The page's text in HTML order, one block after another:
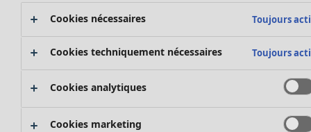
Bonnes affaires en soldes - jusqu'à -70
Cookies nécessaires Toujours
Cookies techniquement nécessaires Toujours
Cookies analytiques
Cookies marketing